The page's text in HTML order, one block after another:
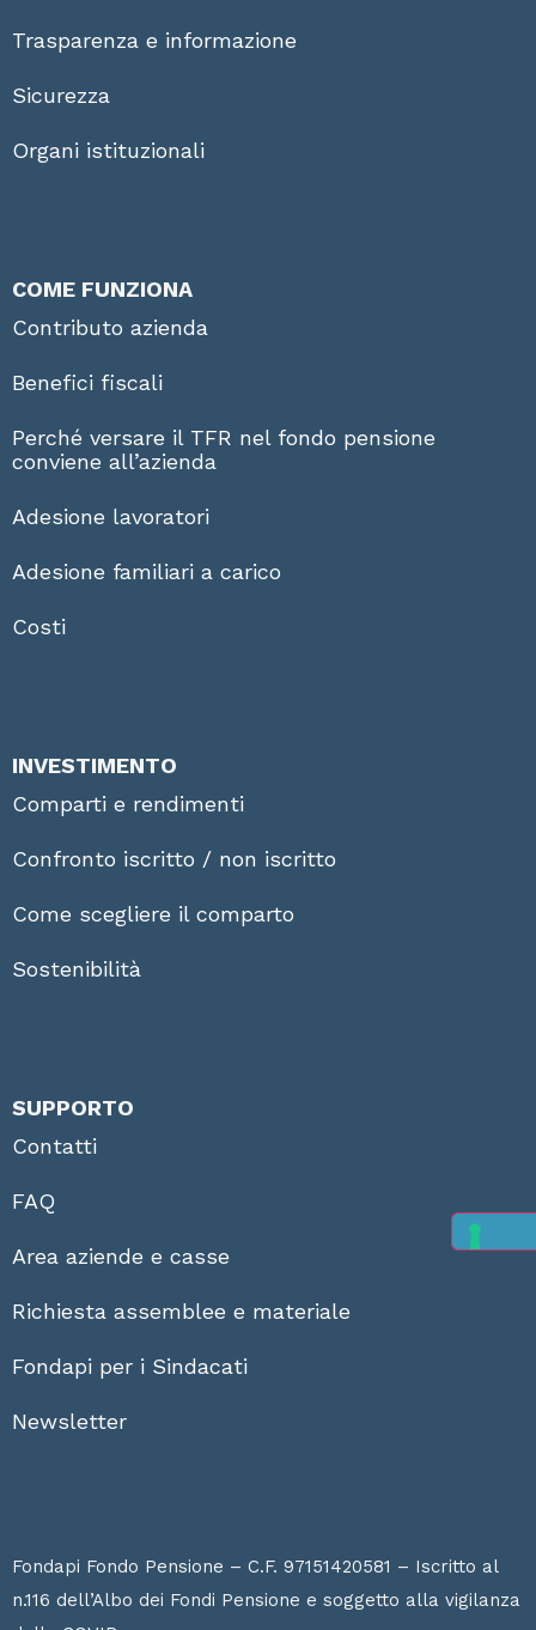
Trasparenza e informazione
Sicurezza
Organi istituzionali
COME FUNZIONA
Contributo azienda
Benefici fiscali
Perché versare il TFR nel fondo pensione
conviene all’azienda
Adesione lavoratori
Adesione familiari a carico
Costi
INVESTIMENTO
Comparti e rendimenti
Confronto iscritto / non iscritto
Come scegliere il comparto
Sostenibilità
SUPPORTO
Contatti
FAQ
Area aziende e casse
Richiesta assemblee e materiale
Fondapi per i Sindacati
Newsletter
Fondapi Fondo Pensione – C.F. 97151420581 – Iscritto al
n.116 dell’Albo dei Fondi Pensione e soggetto alla vigilanza